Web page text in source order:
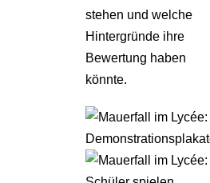
stehen und welche
Hintergründe ihre
Bewertung haben
könnte.